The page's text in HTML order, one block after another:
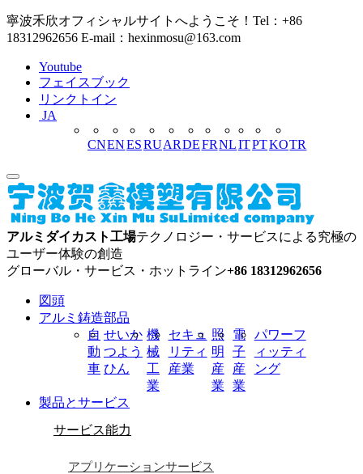
寧波禾欣オフィシャルサイトへようこそ！Tel：+86
18312962656 E-mail：hexinmosu@163.com
Youtube
フェイスブック
リンクトイン
JA
CNENESRUARDEFRNLITPTKOTR
アルミダイカスト工場テクノロジー・サービスによる究極の
ユーザー体験の創造
グローバル・サービス・ホットライン+86 18312962656
図頭
アルミ鋳造部品
自
動
車
せいか
つよう
ひん
機
械
工
業
セキュ
リティ
産業
照
明
産
業
電
子
産
業
パワーフ
ィッティ
ング
製品とサービス
サービス能力
アプリケーションサービス